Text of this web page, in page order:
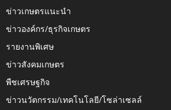
ข่าวเกษตรแนะนำ
ข่าวองค์กร/ธุรกิจเกษตร
รายงานพิเศษ
ข่าวสังคมเกษตร
พืชเศรษฐกิจ
ข่าวนวัตกรรม/เทคโนโลยี/โซล่าเซลล์